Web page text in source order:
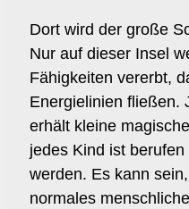
Dort wird der große
Nur auf dieser Insel
Fähigkeiten vererbt,
Energielinien fließen.
erhält kleine
jedes Kind ist
werden. Es kann
normales